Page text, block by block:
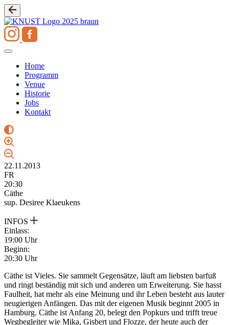
Zum
Inhalt
springen
Home
Programm
Venue
Historie
Jobs
Kontakt
22.11.2013
FR
20:30
Cäthe
sup. Desiree Klaeukens
INFOS
Einlass:
19:00 Uhr
Beginn:
20:30 Uhr
Cäthe ist Vieles. Sie sammelt Gegensätze, läuft am liebsten barfuß
und ringt beständig mit sich und anderen um Erweiterung. Sie hasst
Faulheit, hat mehr als eine Meinung und ihr Leben besteht aus lauter
neugierigen Anfängen. Das mit der eigenen Musik beginnt 2005 in
Hamburg. Cäthe ist Anfang 20, belegt den Popkurs und trifft treue
Wegbegleiter wie Mika, Gisbert und Flozze, der heute auch der